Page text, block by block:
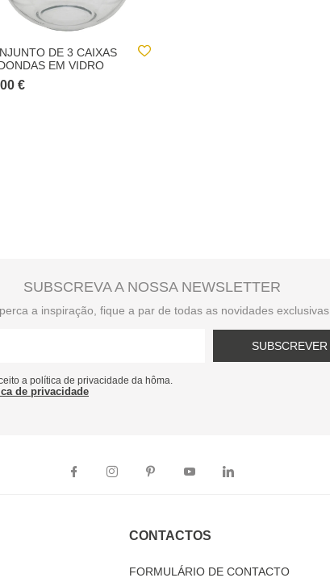
DE 3 CAIXAS
EM VIDRO
€
SUBSCREVA A NOSSA NEWSLETTER
a inspiração, fique a par de todas as novidades exclusivas
SUBSCREVER
a política de privacidade da hôma.
de privacidade
CONTACTOS
FORMULÁRIO DE CONTACTO